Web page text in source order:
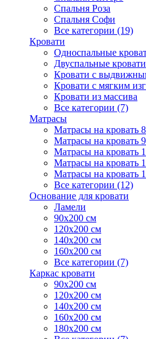
Спальня Роза
Спальня Софи
Все категории (19)
Кровати
Односпальные
Двуспальные кровати
Кровати с
Кровати с мягким
Кровати из массива
Все категории (7)
Матрасы
Матрасы на кровать
Матрасы на кровать
Матрасы на кровать
Матрасы на кровать
Матрасы на кровать
Все категории (12)
Основание для кровати
Ламели
90х200 см
120х200 см
140х200 см
160х200 см
Все категории (7)
Каркас кровати
90х200 см
120х200 см
140х200 см
160х200 см
180х200 см